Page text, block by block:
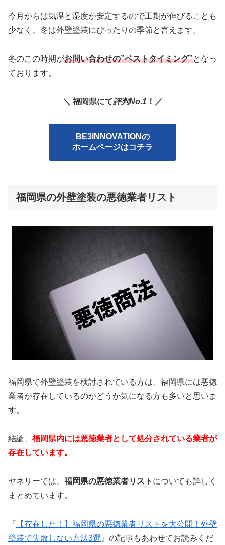
今月からは気温と湿度が安定するので工期が伸びることも
少なく、冬は外壁塗装にぴったりの季節と言えます。
冬のこの時期がお問い合わせの”ベストタイミング”となっ
ております。
＼ 福岡県にて評判No.1 ！／
BE3INNOVATIONの
ホームページはコチラ
福岡県の外壁塗装の悪徳業者リスト
福岡県で外壁塗装を検討されている方は、福岡県には悪徳
業者が存在しているのかどうか気になる方も多いと思いま
す。
結論、福岡県内には悪徳業者として処分されている業者が
存在しています。
ヤネリーでは、 福岡県の悪徳業者リスト についても詳しく
まとめています。
『 【存在した！】福岡県の悪徳業者リストを大公開！外壁
塗装で失敗しない方法3選 』の記事もあわせてお読みくだ